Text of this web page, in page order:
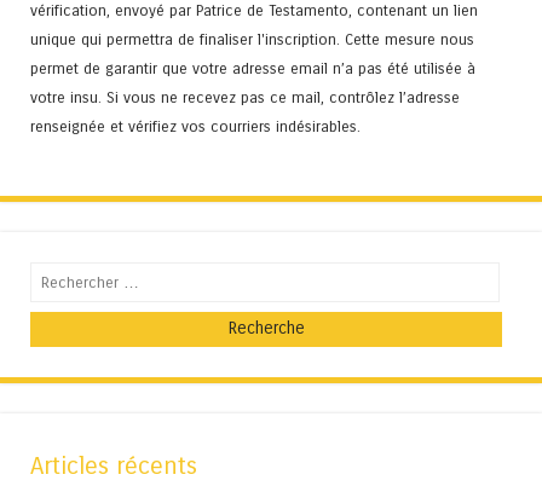
vérification, envoyé par Patrice de Testamento, contenant un lien
unique qui permettra de finaliser l'inscription. Cette mesure nous
permet de garantir que votre adresse email n’a pas été utilisée à
votre insu. Si vous ne recevez pas ce mail, contrôlez l’adresse
renseignée et vérifiez vos courriers indésirables.
Recherche
Articles récents